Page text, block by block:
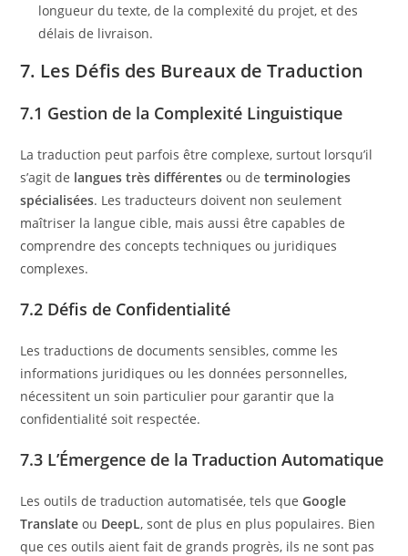
longueur du texte, de la complexité du projet, et des
délais de livraison.
7. Les Défis des Bureaux de Traduction
7.1 Gestion de la Complexité Linguistique
La traduction peut parfois être complexe, surtout lorsqu’il
s’agit de langues très différentes ou determinologies
spécialisées. Les traducteurs doivent non seulement
maîtriser la langue cible, mais aussi être capables de
comprendre des concepts techniques ou juridiques
complexes.
7.2 Défis de Confidentialité
Les traductions de documents sensibles, comme les
informations juridiques ou les données personnelles,
nécessitent un soin particulier pour garantir que la
confidentialité soit respectée.
7.3 L’Émergence de la Traduction Automatique
Les outils de traduction automatisée, tels queGoogle
Translate ou DeepL, sont de plus en plus populaires. Bien
que ces outils aient fait de grands progrès, ils ne sont pas